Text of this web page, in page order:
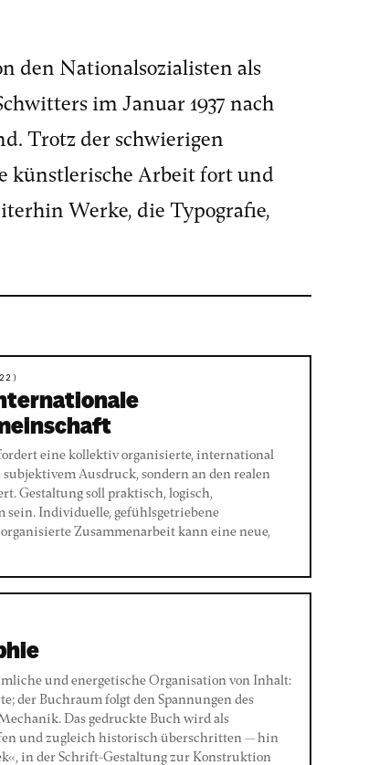
den Nationalsozialisten als
im Januar 1937 nach
Trotz der schwierigen
künstlerische Arbeit fort und
Werke, die Typografie,
eine kollektiv organisierte, international
Ausdruck, sondern an den realen
Gestaltung soll praktisch, logisch,
sein. Individuelle, gefühlsgetriebene
Zusammenarbeit kann eine neue,
und energetische Organisation von Inhalt:
der Buchraum folgt den Spannungen des
Das gedruckte Buch wird als
und zugleich historisch überschritten — hin
in der Schrift-Gestaltung zur Konstruktion